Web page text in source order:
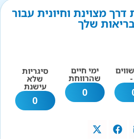
מצוינת וחיונית עבור
שלך
-
ימי חיים
שהרווחת
0
סיגריות
שלא
עישנת
0